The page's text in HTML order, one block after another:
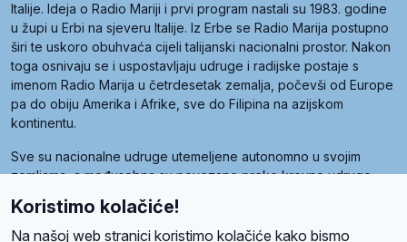
Italije. Ideja o Radio Mariji i prvi program nastali su 1983. godine
u župi u Erbi na sjeveru Italije. Iz Erbe se Radio Marija postupno
širi te uskoro obuhvaća cijeli talijanski nacionalni prostor. Nakon
toga osnivaju se i uspostavljaju udruge i radijske postaje s
imenom Radio Marija u četrdesetak zemalja, počevši od Europe
pa do obiju Amerika i Afrike, sve do Filipina na azijskom
kontinentu.
Sve su nacionalne udruge utemeljene autonomno u svojim
zemljama, a međusobna su povezane preko krovne udruge
Radio Maria). Svjetsku obitelj utemeljilo je sedam članica, među
kojima je i hrvatska Udruga Radio Marija.
Koristimo kolačiće!
Na našoj web stranici koristimo kolačiće kako bismo